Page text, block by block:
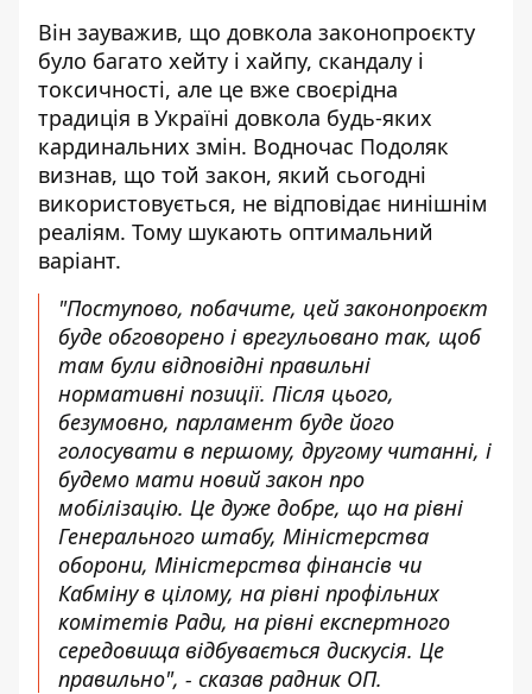
Він зауважив, що довкола законопроєкту
було багато хейту і хайпу, скандалу і
токсичності, але це вже своєрідна
традиція в Україні довкола будь-яких
кардинальних змін. Водночас Подоляк
визнав, що той закон, який сьогодні
використовується, не відповідає нинішнім
реаліям. Тому шукають оптимальний
варіант.
"Поступово, побачите, цей законопроєкт
буде обговорено і врегульовано так, щоб
там були відповідні правильні
нормативні позиції. Після цього,
безумовно, парламент буде його
голосувати в першому, другому читанні, і
будемо мати новий закон про
мобілізацію. Це дуже добре, що на рівні
Генерального штабу, Міністерства
оборони, Міністерства фінансів чи
Кабміну в цілому, на рівні профільних
комітетів Ради, на рівні експертного
середовища відбувається дискусія. Це
правильно", - сказав радник ОП.